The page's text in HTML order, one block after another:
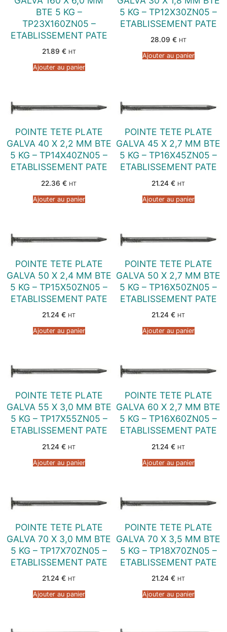
BTE 5 KG –
TP23X160ZN05 –
ETABLISSEMENT PATE
21.89 € HT
Ajouter au panier
5 KG – TP12X30ZN05 –
ETABLISSEMENT PATE
28.09 € HT
Ajouter au panier
POINTE TETE PLATE
GALVA 40 X 2,2 MM BTE
5 KG – TP14X40ZN05 –
ETABLISSEMENT PATE
22.36 € HT
Ajouter au panier
POINTE TETE PLATE
GALVA 45 X 2,7 MM BTE
5 KG – TP16X45ZN05 –
ETABLISSEMENT PATE
21.24 € HT
Ajouter au panier
POINTE TETE PLATE
GALVA 50 X 2,4 MM BTE
5 KG – TP15X50ZN05 –
ETABLISSEMENT PATE
21.24 € HT
Ajouter au panier
POINTE TETE PLATE
GALVA 50 X 2,7 MM BTE
5 KG – TP16X50ZN05 –
ETABLISSEMENT PATE
21.24 € HT
Ajouter au panier
POINTE TETE PLATE
GALVA 55 X 3,0 MM BTE
5 KG – TP17X55ZN05 –
ETABLISSEMENT PATE
21.24 € HT
Ajouter au panier
POINTE TETE PLATE
GALVA 60 X 2,7 MM BTE
5 KG – TP16X60ZN05 –
ETABLISSEMENT PATE
21.24 € HT
Ajouter au panier
POINTE TETE PLATE
GALVA 70 X 3,0 MM BTE
5 KG – TP17X70ZN05 –
ETABLISSEMENT PATE
21.24 € HT
Ajouter au panier
POINTE TETE PLATE
GALVA 70 X 3,5 MM BTE
5 KG – TP18X70ZN05 –
ETABLISSEMENT PATE
21.24 € HT
Ajouter au panier